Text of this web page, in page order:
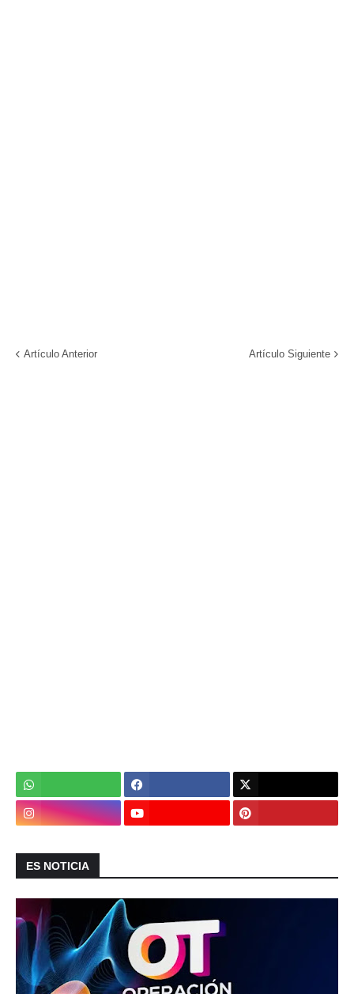
Artículo Anterior Artículo Siguiente
ES NOTICIA